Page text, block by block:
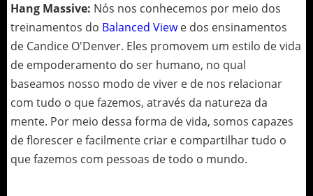
Hang Massive: Nós nos conhecemos por meio dos
treinamentos do Balanced Viewe dos ensinamentos
de Candice O'Denver. Eles promovem um estilo de vida
de empoderamento do ser humano, no qual
baseamos nosso modo de viver e de nos relacionar
com tudo o que fazemos, através da natureza da
mente. Por meio dessa forma de vida, somos capazes
de florescer e facilmente criar e compartilhar tudo o
que fazemos com pessoas de todo o mundo.